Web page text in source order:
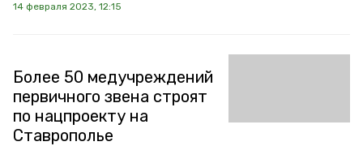
14 февраля 2023, 12:15
Более 50 медучреждений
первичного звена строят
по нацпроекту на
Ставрополье